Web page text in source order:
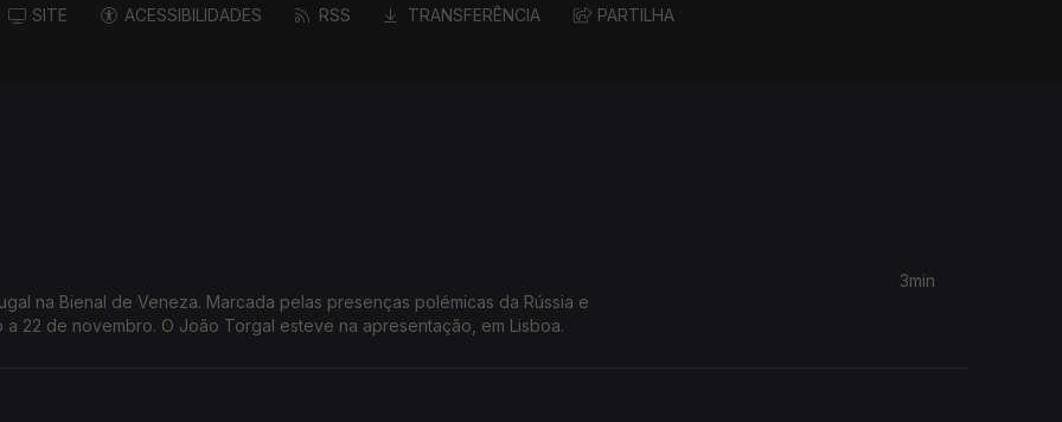
SITE ACESSIBILIDADES RSS TRANSFERÊNCIA PARTILHA
na Bienal de Veneza. Marcada pelas presenças polémicas da Rússia e
22 de novembro. O João Torgal esteve na apresentação, em Lisboa.
3min